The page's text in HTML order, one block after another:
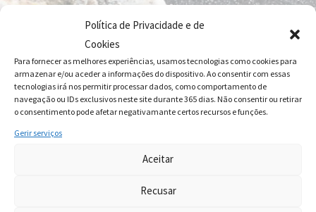
Política de Privacidade e de
Cookies
Para fornecer as melhores experiências, usamos tecnologias como cookies para
armazenar e/ou aceder a informações do dispositivo. Ao consentir com essas
tecnologias irá nos permitir processar dados, como comportamento de
navegação ou IDs exclusivos neste site durante 365 dias. Não consentir ou retirar
o consentimento pode afetar negativamante certos recursos e funções.
Gerir serviços
Aceitar
Recusar